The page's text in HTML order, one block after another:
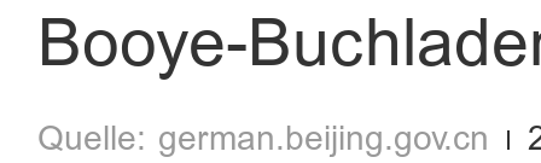
Booye-
german.beijing.gov.cn